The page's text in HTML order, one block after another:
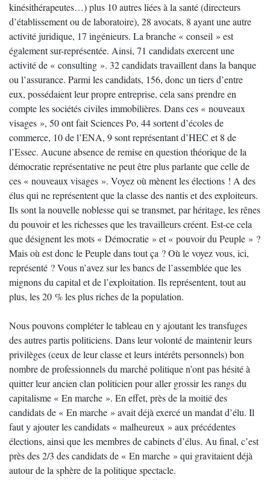
kinésithérapeutes…) plus 10 autres liées à la santé (directeurs
d’établissement ou de laboratoire), 28 avocats, 8 ayant une autre
activité juridique, 17 ingénieurs. La branche « conseil » est
également sur-représentée. Ainsi, 71 candidats exercent une
activité de « consulting ». 32 candidats travaillent dans la banque
ou l’assurance. Parmi les candidats, 156, donc un tiers d’entre
eux, possédaient leur propre entreprise, cela sans prendre en
compte les sociétés civiles immobilières. Dans ces « nouveaux
visages », 50 ont fait Sciences Po, 44 sortent d’écoles de
commerce, 10 de l’ENA, 9 sont représentant d’HEC et 8 de
l’Essec. Aucune absence de remise en question théorique de la
démocratie représentative ne peut être plus parlante que celle de
ces « nouveaux visages ». Voyez où mènent les élections ! A des
élus qui ne représentent que la classe des nantis et des exploiteurs.
Ils sont la nouvelle noblesse qui se transmet, par héritage, les rênes
du pouvoir et les richesses que les travailleurs créent. Est-ce cela
que désignent les mots « Démocratie » et « pouvoir du Peuple » ?
Mais où est donc le Peuple dans tout ça ? Où le voyez vous, ici,
représenté ? Vous n’avez sur les bancs de l’assemblée que les
mignons du capital et de l’exploitation. Ils représentent, tout au
plus, les 20 % les plus riches de la population.
Nous pouvons compléter le tableau en y ajoutant les transfuges
des autres partis politiciens. Dans leur volonté de maintenir leurs
privilèges (ceux de leur classe et leurs intérêts personnels) bon
nombre de professionnels du marché politique n’ont pas hésité à
quitter leur ancien clan politicien pour aller grossir les rangs du
capitalisme « En marche ». En effet, près de la moitié des
candidats de « En marche » avait déjà exercé un mandat d’élu. Il
faut y ajouter les candidats « malheureux » aux précédentes
élections, ainsi que les membres de cabinets d’élus. Au final, c’est
près des 2/3 des candidats de « En marche » qui gravitaient déjà
autour de la sphère de la politique spectacle.